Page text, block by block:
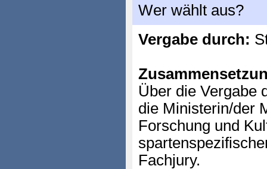
Wer wählt aus?
Vergabe durch:
Über die Vergabe
die Ministerin/der
Forschung und
Fachjury.